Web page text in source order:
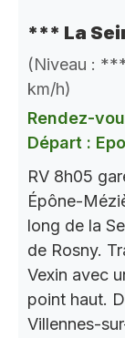
*** La
(Niveau :
km/h)
Rendez-
Départ :
RV 8h05
Épône-
long de la
de Rosny.
Vexin avec
point haut.
Villennes-